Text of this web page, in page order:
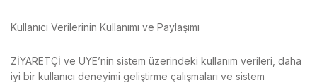
Kullanıcı Verilerinin Kullanımı ve Paylaşımı
ZİYARETÇİ ve ÜYE’nin sistem üzerindeki kullanım verileri, daha
iyi bir kullanıcı deneyimi geliştirme çalışmaları ve sistem